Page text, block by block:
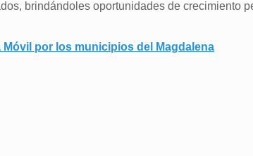
brindándoles oportunidades de crecimiento
por los municipios del Magdalena